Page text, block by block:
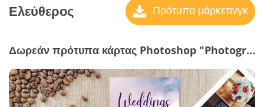
Ελεύθερος Πρότυπα μάρκετινγκ
Δωρεάν πρότυπα κάρτας Photoshop "Photography Brochures"